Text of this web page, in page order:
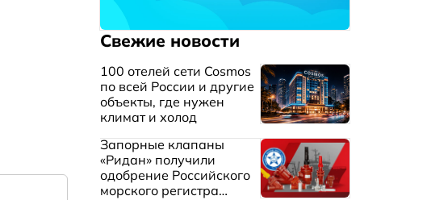
Свежие новости
100 отелей сети Cosmos
по всей России и другие
объекты, где нужен
климат и холод
Запорные клапаны
«Ридан» получили
одобрение Российского
морского регистра